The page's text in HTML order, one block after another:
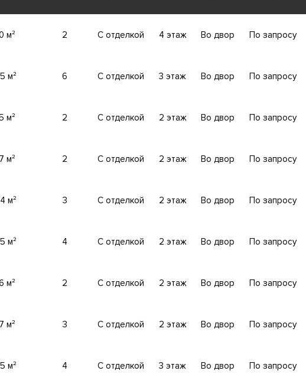
территория. Доступ по индивидуальным картам. Видеонаблюдение
м² 2 С отделкой 4 этаж Во двор По запросу
м² 6 С отделкой 3 этаж Во двор По запросу
м² 2 С отделкой 2 этаж Во двор По запросу
м² 2 С отделкой 2 этаж Во двор По запросу
м² 3 С отделкой 2 этаж Во двор По запросу
м² 4 С отделкой 2 этаж Во двор По запросу
м² 2 С отделкой 2 этаж Во двор По запросу
м² 3 С отделкой 2 этаж Во двор По запросу
м² 4 С отделкой 3 этаж Во двор По запросу